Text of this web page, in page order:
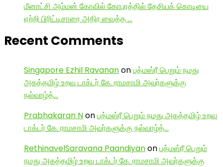
மீனாட்சி அம்மன் கோவில் கோபுரத்தில் தேசியக் கொடியை
ஏற்றி பிரிட்டிசாரை அதிர வைத்த …
Recent Comments
Singapore Ezhil Ravananonபத்மஸ்ரீ பெறும் நமது
அகத்தமிழ் உறவு டாக்டர் கே. ராமசாமி அவர்களுக்கு
நல்வாழ்த்…
Prabhakaran Nonபத்மஸ்ரீ பெறும் நமது அகத்தமிழ் உறவு
டாக்டர் கே. ராமசாமி அவர்களுக்கு நல்வாழ்த்…
RethinavelSaravana Paandiyanonபத்மஸ்ரீ பெறும்
நமது அகத்தமிழ் உறவு டாக்டர் கே. ராமசாமி அவர்களுக்கு